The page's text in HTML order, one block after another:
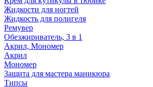
Жидкости для ногтей
Жидкость для полигеля
Ремувер
Обезжириватель, 3 в 1
Акрил, Мономер
Акрил
Мономер
Защита для мастера маникюра
Типсы